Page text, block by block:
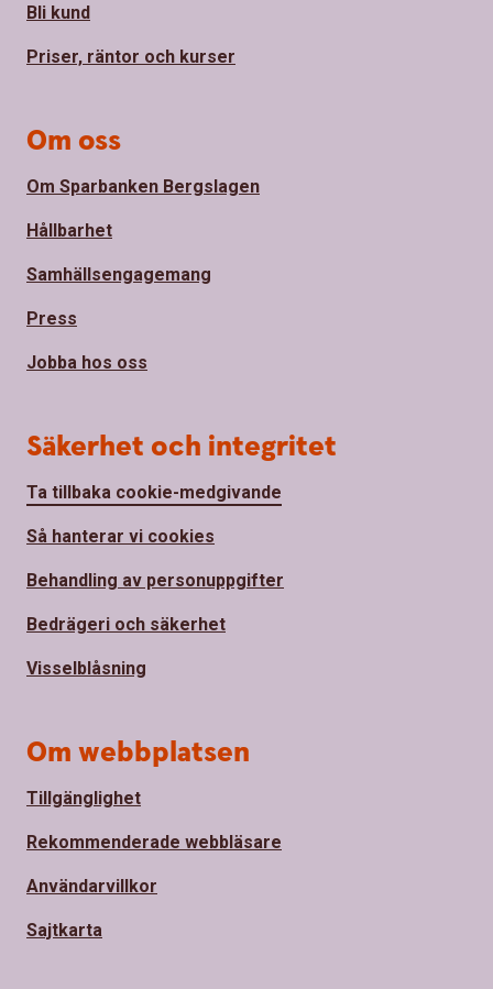
Bli kund
Priser, räntor och kurser
Om oss
Om Sparbanken Bergslagen
Hållbarhet
Samhällsengagemang
Press
Jobba hos oss
Säkerhet och integritet
Ta tillbaka cookie-medgivande
Så hanterar vi cookies
Behandling av personuppgifter
Bedrägeri och säkerhet
Visselblåsning
Om webbplatsen
Tillgänglighet
Rekommenderade webbläsare
Användarvillkor
Sajtkarta